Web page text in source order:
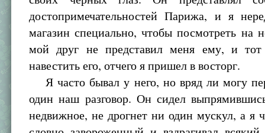
достопримечательностей Парижа, и я
магазин специально, чтобы посмотреть на
мой друг не представил меня ему, и тот
навестить его, отчего я пришел в восторг.
Я часто бывал у него, но вряд ли могу
один наш разговор. Он сидел
недвижное, не дрогнет ни один мускул, а я